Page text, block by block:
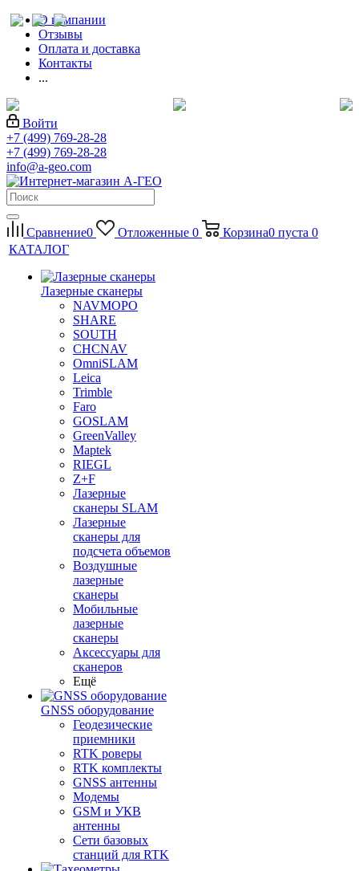
О компании
Отзывы
Оплата и доставка
Контакты
...
Войти
+7 (499) 769-28-28
+7 (499) 769-28-28
info@a-geo.com
Сравнение0 Отложенные 0 Корзина0 пуста 0
КАТАЛОГ
Лазерные сканеры
NAVMOPO
SHARE
SOUTH
CHCNAV
OmniSLAM
Leica
Trimble
Faro
GOSLAM
GreenValley
Maptek
RIEGL
Z+F
Лазерные
сканеры SLAM
Лазерные
сканеры для
подсчета объемов
Воздушные
лазерные
сканеры
Мобильные
лазерные
сканеры
Аксессуары для
сканеров
Ещё
GNSS оборудование
Геодезические
приемники
RTK роверы
RTK комплекты
GNSS антенны
Модемы
GSM и УКВ
антенны
Сети базовых
станций для RTK